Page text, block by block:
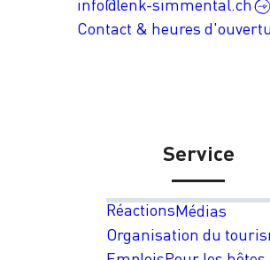
info@lenk-simmental.ch
Contact & heures
Service
RéactionsMédias
Organisation du